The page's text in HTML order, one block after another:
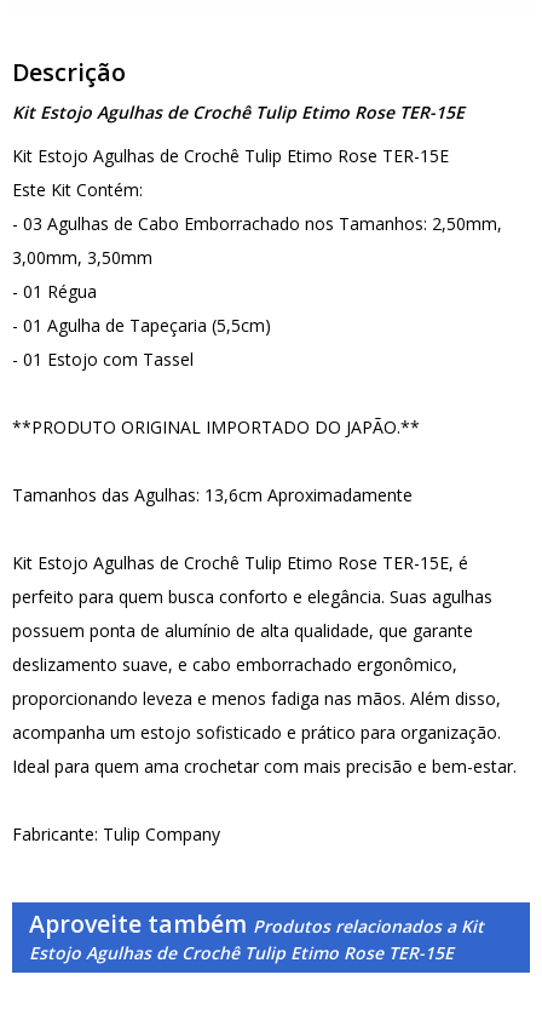
Descrição
Kit Estojo Agulhas de Crochê Tulip Etimo Rose TER-15E
Kit Estojo Agulhas de Crochê Tulip Etimo Rose TER-15E
Este Kit Contém:
- 03 Agulhas de Cabo Emborrachado nos Tamanhos: 2,50mm,
3,00mm, 3,50mm
- 01 Régua
- 01 Agulha de Tapeçaria (5,5cm)
- 01 Estojo com Tassel
**PRODUTO ORIGINAL IMPORTADO DO JAPÃO.**
Tamanhos das Agulhas: 13,6cm Aproximadamente
Kit Estojo Agulhas de Crochê Tulip Etimo Rose TER-15E, é
perfeito para quem busca conforto e elegância. Suas agulhas
possuem ponta de alumínio de alta qualidade, que garante
deslizamento suave, e cabo emborrachado ergonômico,
proporcionando leveza e menos fadiga nas mãos. Além disso,
acompanha um estojo sofisticado e prático para organização.
Ideal para quem ama crochetar com mais precisão e bem-estar.
Fabricante: Tulip Company
Aproveite também Produtos relacionados a Kit
Estojo Agulhas de Crochê Tulip Etimo Rose TER-15E